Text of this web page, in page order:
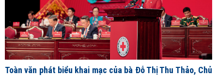
Toàn văn phát biểu khai mạc của bà Đỗ Thị Thu Thảo, Chủ